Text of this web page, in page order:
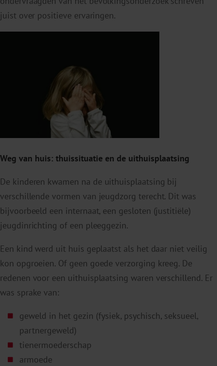
juist over positieve ervaringen.
Weg van huis: thuissituatie en de uithuisplaatsing
De kinderen kwamen na de uithuisplaatsing bij
verschillende vormen van jeugdzorg terecht. Dit was
bijvoorbeeld een internaat, een gesloten (justitiële)
jeugdinrichting of een pleeggezin.
Een kind werd uit huis geplaatst als het daar niet veilig
kon opgroeien. Of geen goede verzorging kreeg. De
redenen voor een uithuisplaatsing waren verschillend. Er
was sprake van:
geweld in het gezin (fysiek, psychisch, seksueel,
partnergeweld)
tienermoederschap
armoede